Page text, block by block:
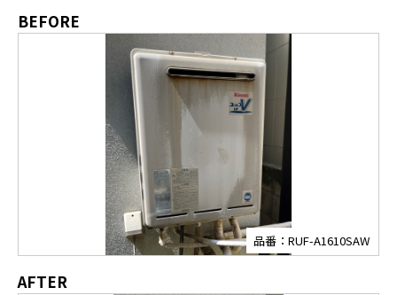
BEFORE
品番：RUF-A1610SAW
AFTER